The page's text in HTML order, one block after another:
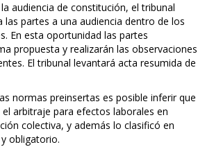
audiencia de constitución, el tribunal
las partes a una audiencia dentro de los
En esta oportunidad las partes
propuesta y realizarán las observaciones
El tribunal levantará acta resumida de
normas preinsertas es posible inferir que
arbitraje para efectos laborales en
colectiva, y además lo clasificó en
obligatorio.